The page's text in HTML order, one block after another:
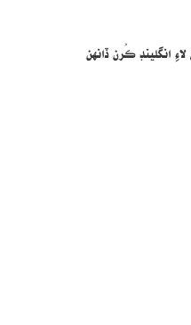
انگلينڊ ڪُرن ڏانهن